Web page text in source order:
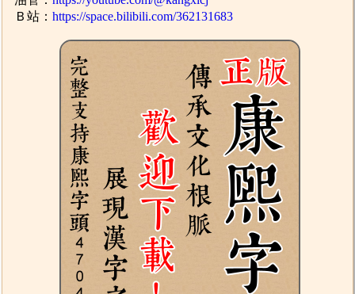
Ｂ站：https://space.bilibili.com/362131683